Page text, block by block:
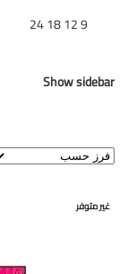
9
12
18
24
Show sidebar
غير متوفر